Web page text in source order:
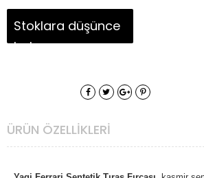
Stoklara düşünce
haber ver
ÜRÜN ÖZELLIKLERI